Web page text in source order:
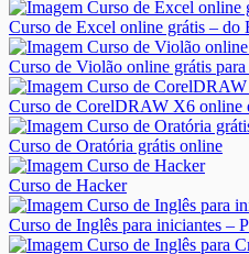
Curso de Excel online grátis – do
Curso de Violão online grátis
Curso de CorelDRAW X6 online
Curso de Oratória grátis online
Curso de Hacker
Curso de Inglês para iniciantes –